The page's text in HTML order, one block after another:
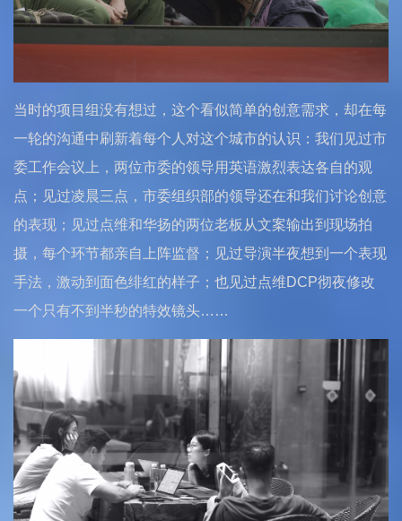
当时的项目组没有想过，这个看似简单的创意需求，却在每
一轮的沟通中刷新着每个人对这个城市的认识：我们见过市
委工作会议上，两位市委的领导用英语激烈表达各自的观
点；见过凌晨三点，市委组织部的领导还在和我们讨论创意
的表现；见过点维和华扬的两位老板从文案输出到现场拍
摄，每个环节都亲自上阵监督；见过导演半夜想到一个表现
手法，激动到面色绯红的样子；也见过点维DCP彻夜修改
一个只有不到半秒的特效镜头……